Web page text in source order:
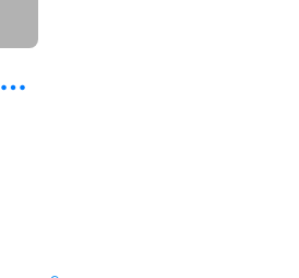
BUMPER CAMRY 2015 - 2019 CONVERSION KIT - LEXUS STYLE